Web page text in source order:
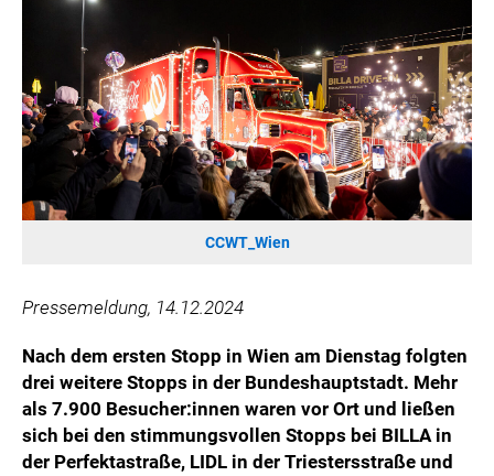
ADMIRAL SPORTWETTEN
EWP RECYCLING PFAND ÖSTERREICH
ANNEMARIE CHARITY
IMPERIAL MARKETS
TRÄGERVEREIN EINWEGPFAND
SPECIAL OLYMPICS ÖSTERREICH
MEDIA
CCWT_Wien
Pressemeldung, 14.12.2024
Nach dem ersten Stopp in Wien am Dienstag folgten
drei weitere Stopps in der Bundeshauptstadt. Mehr
als 7.900 Besucher:innen waren vor Ort und ließen
sich bei den stimmungsvollen Stopps bei BILLA in
der Perfektastraße, LIDL in der Triestersstraße und